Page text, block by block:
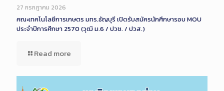
Description
27 กรกฎาคม 2026
คณะเทคโนโลยีการเกษตร มทร.ธัญบุรี เปิดรับสมัครนักศึกษารอบ MOU
ประจำปีการศึกษา 2570 (วุฒิ ม.6 / ปวช. / ปวส.)
Read more